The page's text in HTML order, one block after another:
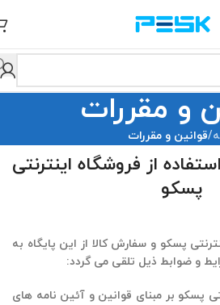
و مقررات
/قوانین و مقررات
از فروشگاه اینترنتی
پسکو
پسکو و سفارش کالا از این پایگاه به
و ضوابط ذیل تلقی می گردد:
پسکو بر مبنای قوانین و آئین نامه های